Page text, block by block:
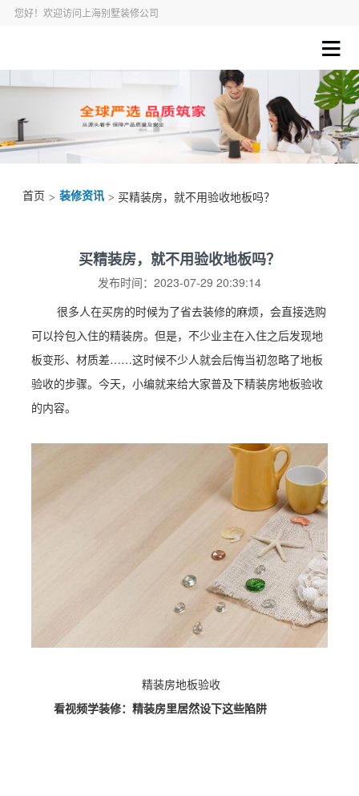
您好！欢迎访问上海别墅装修公司
首页 > 装修资讯 > 买精装房，就不用验收地板吗？
买精装房，就不用验收地板吗？
发布时间：2023-07-29 20:39:14
很多人在买房的时候为了省去装修的麻烦，会直接选购
可以拎包入住的精装房。但是，不少业主在入住之后发现地
板变形、材质差……这时候不少人就会后悔当初忽略了地板
验收的步骤。今天，小编就来给大家普及下精装房地板验收
的内容。
精装房地板验收
看视频学装修：精装房里居然设下这些陷阱